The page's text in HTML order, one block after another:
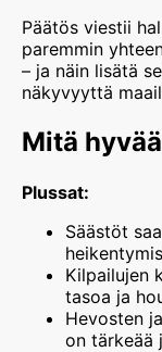
Päätös viestii
paremmin
– ja näin lisätä
näkyvyyttä
Mitä
Plussat:
Säästöt
Kilpailujen
tasoa ja
Hevosten
on tärkeää